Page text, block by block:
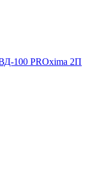
100 PROxima 2П